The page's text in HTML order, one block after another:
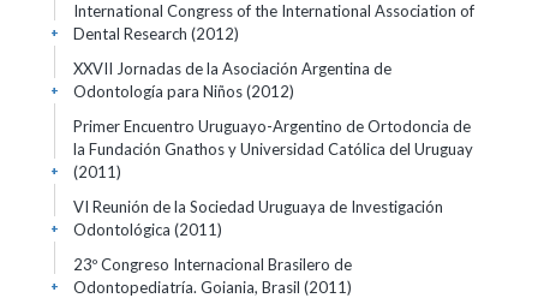
International Congress of the International Association of
Dental Research (2012)
+
XXVII Jornadas de la Asociación Argentina de
Odontología para Niños(2012)
+
Primer Encuentro Uruguayo-Argentino de Ortodoncia de
la Fundación Gnathos y Universidad Católica del Uruguay
(2011)
+
VI Reunión de la Sociedad Uruguaya de Investigación
Odontológica (2011)
+
23º Congreso Internacional Brasilero de
Odontopediatría. Goiania, Brasil (2011)
+